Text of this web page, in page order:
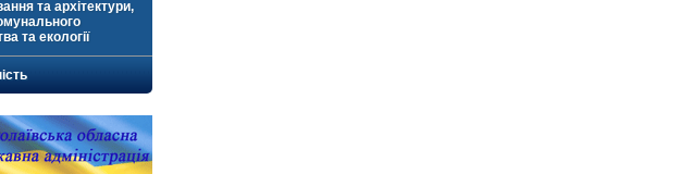
та архітектури,
та екології